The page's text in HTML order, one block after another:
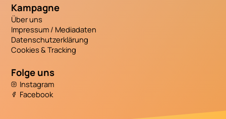
Kampagne
Über uns
Impressum / Mediadaten
Datenschutzerklärung
Cookies & Tracking
Folge uns
Instagram
Facebook